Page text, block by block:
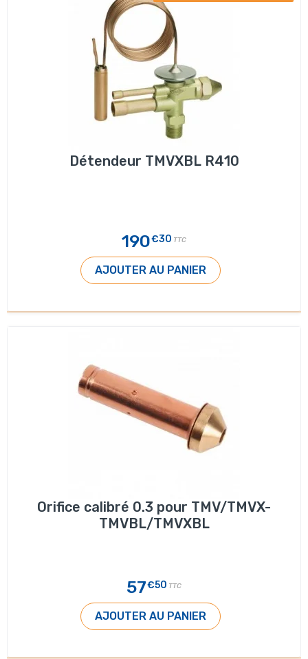
Détendeur TMVXBL R410
190€30 TTC
AJOUTER AU PANIER
Orifice calibré 0.3 pour TMV/TMVX-
TMVBL/TMVXBL
57€50 TTC
AJOUTER AU PANIER